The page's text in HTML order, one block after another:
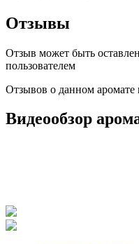
Отзывы
Отзыв может быть
пользователем
Отзывов о данном аромате
Видеообзор